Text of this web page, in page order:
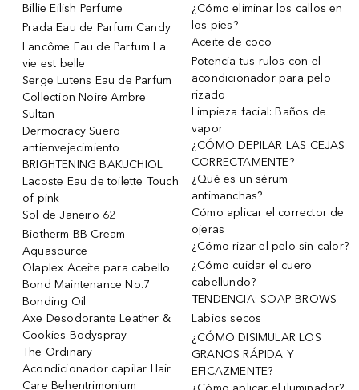
Billie Eilish Perfume
Prada Eau de Parfum Candy
Lancôme Eau de Parfum La
vie est belle
Serge Lutens Eau de Parfum
Collection Noire Ambre
Sultan
Dermocracy Suero
antienvejecimiento
BRIGHTENING BAKUCHIOL
Lacoste Eau de toilette Touch
of pink
Sol de Janeiro 62
Biotherm BB Cream
Aquasource
Olaplex Aceite para cabello
Bond Maintenance No.7
Bonding Oil
Axe Desodorante Leather &
Cookies Bodyspray
The Ordinary
Acondicionador capilar Hair
Care Behentrimonium
¿Cómo eliminar los callos en
los pies?
Aceite de coco
Potencia tus rulos con el
acondicionador para pelo
rizado
Limpieza facial: Baños de
vapor
¿CÓMO DEPILAR LAS CEJAS
CORRECTAMENTE?
¿Qué es un sérum
antimanchas?
Cómo aplicar el corrector de
ojeras
¿Cómo rizar el pelo sin calor?
¿Cómo cuidar el cuero
cabellundo?
TENDENCIA: SOAP BROWS
Labios secos
¿CÓMO DISIMULAR LOS
GRANOS RÁPIDA Y
EFICAZMENTE?